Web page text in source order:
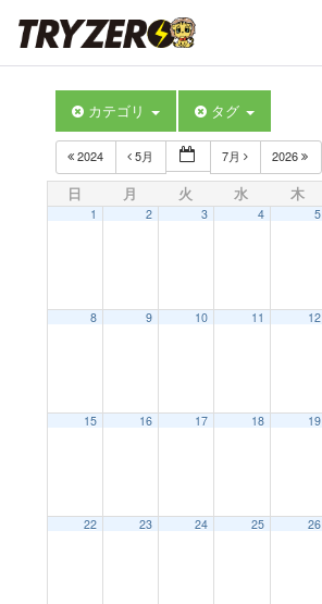
カテゴリ タグ
2024 5月 7月 2026
日 月 火 水 木
1 2 3 4 5
8 9 10 11 12
15 16 17 18 19
22 23 24 25 26